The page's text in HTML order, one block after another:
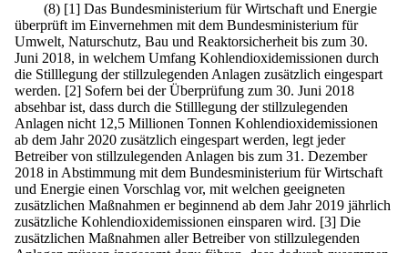
(8) [1] Das Bundesministerium für Wirtschaft und Energie
überprüft im Einvernehmen mit dem Bundesministerium für
Umwelt, Naturschutz, Bau und Reaktorsicherheit bis zum 30.
Juni 2018, in welchem Umfang Kohlendioxidemissionen durch
die Stilllegung der stillzulegenden Anlagen zusätzlich eingespart
werden. [2] Sofern bei der Überprüfung zum 30. Juni 2018
absehbar ist, dass durch die Stilllegung der stillzulegenden
Anlagen nicht 12,5 Millionen Tonnen Kohlendioxidemissionen
ab dem Jahr 2020 zusätzlich eingespart werden, legt jeder
Betreiber von stillzulegenden Anlagen bis zum 31. Dezember
2018 in Abstimmung mit dem Bundesministerium für Wirtschaft
und Energie einen Vorschlag vor, mit welchen geeigneten
zusätzlichen Maßnahmen er beginnend ab dem Jahr 2019 jährlich
zusätzliche Kohlendioxidemissionen einsparen wird. [3] Die
zusätzlichen Maßnahmen aller Betreiber von stillzulegenden